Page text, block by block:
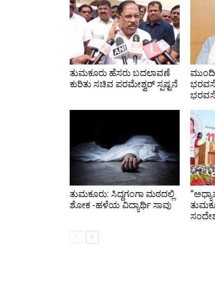
ತುಮಕೂರು ಹೆಸರು ಬದಲಾವಣೆ
ಕುರಿತು ಸಚಿವ ಪರಮೇಶ್ವರ್ ಸ್ಪಷ್ಟನೆ
ಭರವಸೆ
ತುಮಕೂರು: ಸಿದ್ದಗಂಗಾ ಮಠದಲ್ಲಿ
ಶೋಕ -ಹಳೆಯ ವಿದ್ಯಾರ್ಥಿ ಸಾವು